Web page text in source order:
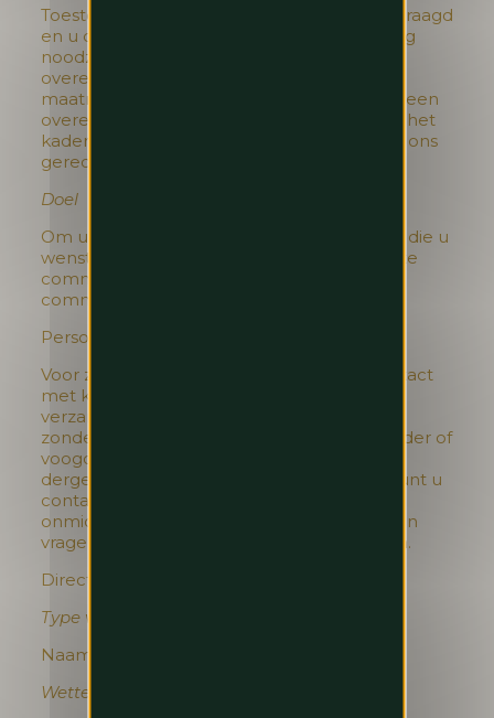
Toestemming (wanneer wij die hebben gevraagd
en u die hebt gegeven) of dat de verwerking
noodzakelijk is voor de uitvoering van een
overeenkomst waarbij u partij bent of om
maatregelen te nemen op uw verzoek om een
overeenkomst aan te gaan (bijvoorbeeld in het
kader van een reservering) of op grond van ons
gerechtvaardigd belang.
Doel
Om u de diensten en producten te leveren die u
wenst en om onze diensten en producten te
commercialiseren en om met u te
communiceren.
Persoonsgegevens van kinderen
Voor zover wij weten, hebben wij geen contact
met kinderen jonger dan 18 jaar, noch
verzamelen wij persoonsgegevens van hen
zonder relevante toestemming van een ouder of
voogd. Indien u meent dat wij per ongeluk
dergelijke informatie hebben verzameld, kunt u
contact met ons opnemen, zodat wij
onmiddellijk ouderlijke toestemming kunnen
vragen of de informatie kunnen verwijderen.
Direct marketing
Type van persoonsgegevens
Naam en e-mailadres.
Wettelijke basis voor de verwerking